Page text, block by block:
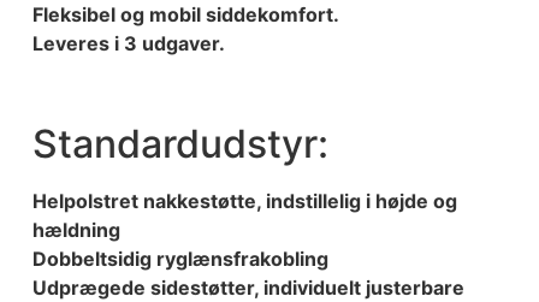
Fleksibel og mobil siddekomfort.
Leveres i 3 udgaver.
Standardudstyr:
Helpolstret nakkestøtte, indstillelig i højde og
hældning
Dobbeltsidig ryglænsfrakobling
Udprægede sidestøtter, individuelt justerbare